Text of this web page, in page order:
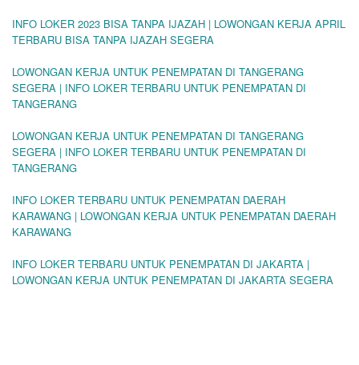
INFO LOKER 2023 BISA TANPA IJAZAH | LOWONGAN KERJA APRIL
TERBARU BISA TANPA IJAZAH SEGERA
LOWONGAN KERJA UNTUK PENEMPATAN DI TANGERANG
SEGERA | INFO LOKER TERBARU UNTUK PENEMPATAN DI
TANGERANG
LOWONGAN KERJA UNTUK PENEMPATAN DI TANGERANG
SEGERA | INFO LOKER TERBARU UNTUK PENEMPATAN DI
TANGERANG
INFO LOKER TERBARU UNTUK PENEMPATAN DAERAH
KARAWANG | LOWONGAN KERJA UNTUK PENEMPATAN DAERAH
KARAWANG
INFO LOKER TERBARU UNTUK PENEMPATAN DI JAKARTA |
LOWONGAN KERJA UNTUK PENEMPATAN DI JAKARTA SEGERA